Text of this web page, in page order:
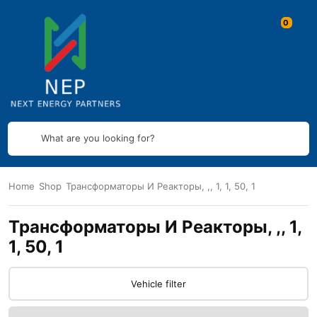
What are you looking for?
Home Shop Трансформаторы И Реакторы, ,, 1, 1, 50, 1
Трансформаторы И Реакторы, ,, 1,
1, 50, 1
Vehicle filter